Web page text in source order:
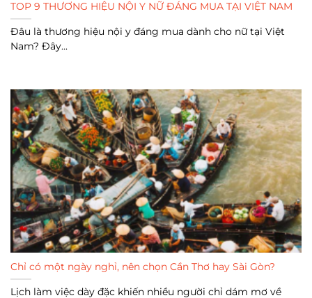
TOP 9 THƯƠNG HIỆU NỘI Y NỮ ĐÁNG MUA TẠI VIỆT NAM
Đâu là thương hiệu nội y đáng mua dành cho nữ tại Việt
Nam? Đây...
Chỉ có một ngày nghỉ, nên chọn Cần Thơ hay Sài Gòn?
Lịch làm việc dày đặc khiến nhiều người chỉ dám mơ về